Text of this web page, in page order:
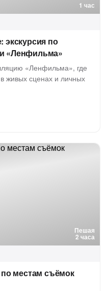
1 час
экскурсия по
«Ленфильма»
«Ленфильма», где
живых сценах и личных
Пешая
2 часа
местам съёмок